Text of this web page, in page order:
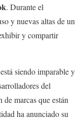
. Durante el
y nuevas altas de un
y compartir
siendo imparable y
del
marcas que están
ha anunciado su